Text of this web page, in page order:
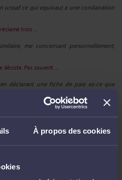
À propos des cookies
urssaf ce qui equivaut a une condanation
trois ...
me concernant personnellement,
désiste. Pas souvent. ...
déclarant une fiche de paie es-ce que
d’un ...